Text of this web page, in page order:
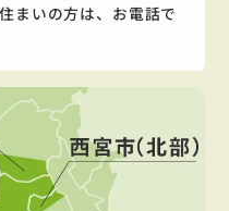
まいの方は、お電話で